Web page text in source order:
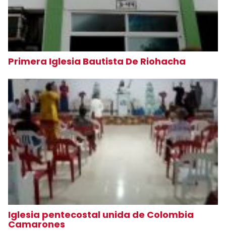
Primera Iglesia Bautista De Riohacha
Iglesia pentecostal unida de Colombia
Camarones